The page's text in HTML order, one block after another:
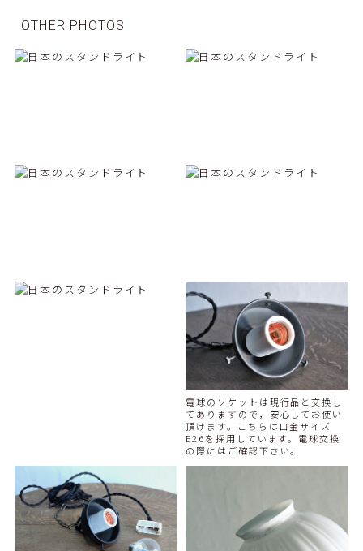
OTHER PHOTOS
電球のソケットは現行品と交換し
てありますので，安心してお使い
頂けます。こちらは口金サイズ
E26を採用しています。電球交換
の際にはご確認下さい。